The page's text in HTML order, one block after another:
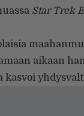
Star Trek
aikaan
kasvoi